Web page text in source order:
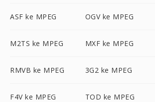
ASF ke MPEG OGV ke MPEG
M2TS ke MPEG MXF ke MPEG
RMVB ke MPEG 3G2 ke MPEG
F4V ke MPEG TOD ke MPEG